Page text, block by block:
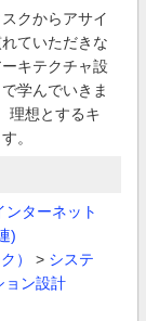
クからアサイ
ていただきな
キテクチャ設
学んでいきま
理想とするキ
。
ンターネット
)
）
> システ
ョン設計